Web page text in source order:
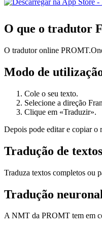
O que o tradutor
O tradutor online
Modo de
Cole o seu texto.
Selecione a direção
Clique em «Traduzir».
Depois pode editar e copiar o
Tradução de
Traduza textos completos ou
Tradução
A NMT da PROMT tem em